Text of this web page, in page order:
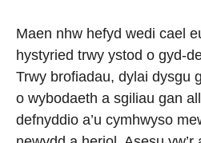
Maen nhw hefyd wedi cael
hystyried trwy ystod o gyd-
Trwy brofiadau, dylai dysgu
o wybodaeth a sgiliau gan
defnyddio a’u cymhwyso